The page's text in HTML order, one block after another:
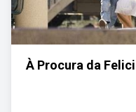
À Procura da